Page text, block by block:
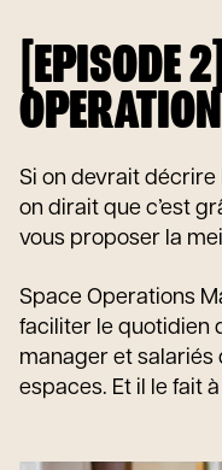
[EPISODE
Si on devrait décrire
on dirait que c’est
vous proposer la
Space Operations
faciliter le quotidien
manager et salariés
espaces. Et il le fait